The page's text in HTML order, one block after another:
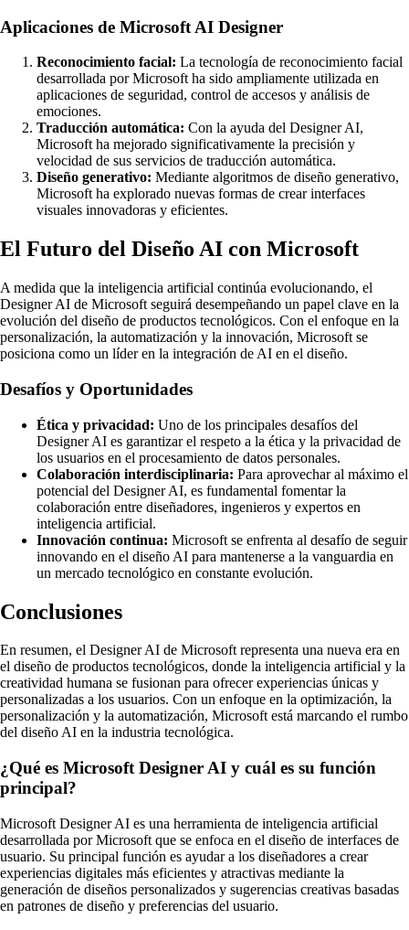
Aplicaciones de Microsoft AI Designer
Reconocimiento facial: La tecnología de reconocimiento facial
desarrollada por Microsoft ha sido ampliamente utilizada en
aplicaciones de seguridad, control de accesos y análisis de
emociones.
Traducción automática: Con la ayuda del Designer AI,
Microsoft ha mejorado significativamente la precisión y
velocidad de sus servicios de traducción automática.
Diseño generativo: Mediante algoritmos de diseño generativo,
Microsoft ha explorado nuevas formas de crear interfaces
visuales innovadoras y eficientes.
El Futuro del Diseño AI con Microsoft
A medida que la inteligencia artificial continúa evolucionando, el
Designer AI de Microsoft seguirá desempeñando un papel clave en la
evolución del diseño de productos tecnológicos. Con el enfoque en la
personalización, la automatización y la innovación, Microsoft se
posiciona como un líder en la integración de AI en el diseño.
Desafíos y Oportunidades
Ética y privacidad: Uno de los principales desafíos del
Designer AI es garantizar el respeto a la ética y la privacidad de
los usuarios en el procesamiento de datos personales.
Colaboración interdisciplinaria: Para aprovechar al máximo el
potencial del Designer AI, es fundamental fomentar la
colaboración entre diseñadores, ingenieros y expertos en
inteligencia artificial.
Innovación continua: Microsoft se enfrenta al desafío de seguir
innovando en el diseño AI para mantenerse a la vanguardia en
un mercado tecnológico en constante evolución.
Conclusiones
En resumen, el Designer AI de Microsoft representa una nueva era en
el diseño de productos tecnológicos, donde la inteligencia artificial y la
creatividad humana se fusionan para ofrecer experiencias únicas y
personalizadas a los usuarios. Con un enfoque en la optimización, la
personalización y la automatización, Microsoft está marcando el rumbo
del diseño AI en la industria tecnológica.
¿Qué es Microsoft Designer AI y cuál es su función
principal?
Microsoft Designer AI es una herramienta de inteligencia artificial
desarrollada por Microsoft que se enfoca en el diseño de interfaces de
usuario. Su principal función es ayudar a los diseñadores a crear
experiencias digitales más eficientes y atractivas mediante la
generación de diseños personalizados y sugerencias creativas basadas
en patrones de diseño y preferencias del usuario.